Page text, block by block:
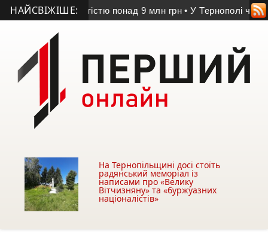
НАЙСВІЖІШЕ:
майно вартістю понад 9 млн грн • У Тернополі чоловіка
На Тернопільщині досі стоїть
радянський меморіал із
написами про «Велику
Вітчизняну» та «буржуазних
націоналістів»